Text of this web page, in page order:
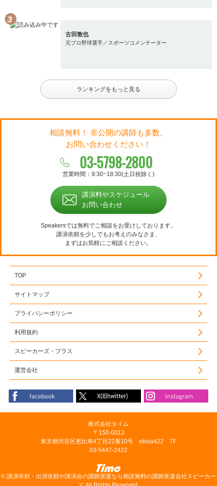
古田敦也
元プロ野球選手／スポーツコメンテーター
ランキングをもっと見る
相談無料！ 非公開の講師も多数。
お問い合わせください！
03-5798-2800
営業時間：9:30~18:30(土日祝除く)
講演料やスケジュール
お問い合わせ
Speakersでは無料でご相談をお受けしております。
講演依頼を少しでもお考えのみなさま、
まずはお気軽にご相談ください。
TOP
サイトマップ
プライバシーポリシー
利用規約
スピーカーズ・プラス
運営会社
株式会社タイム
〒150-0013
東京都渋谷区恵比寿4丁目22番10号 ebisu422 7F
03-5447-2422
© 講演依頼・出演依頼や講演会の講師派遣なら相談無料の講師派遣会社スピーカー